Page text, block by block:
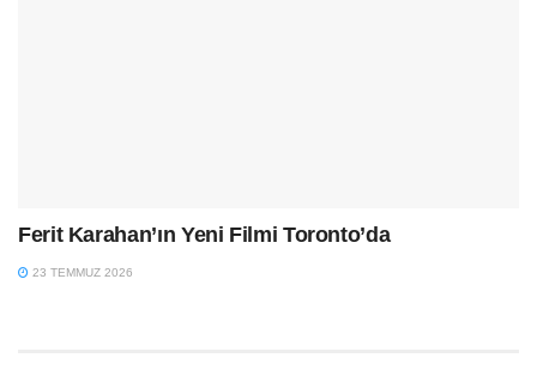
Ferit Karahan’ın Yeni Filmi Toronto’da
23 TEMMUZ 2026